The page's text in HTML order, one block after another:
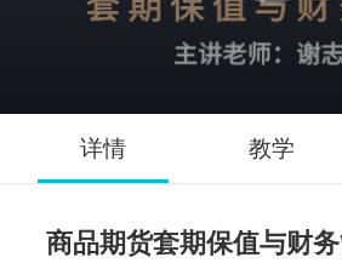
详情 教学
商品期货套期保值与财